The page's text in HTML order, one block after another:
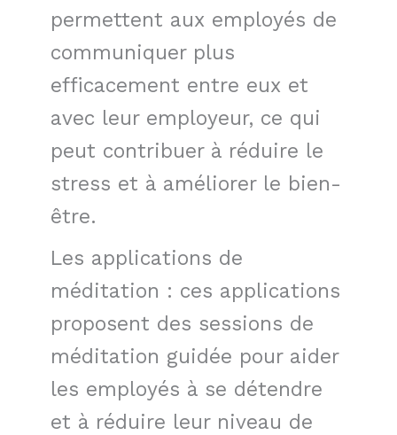
permettent aux employés de
communiquer plus
efficacement entre eux et
avec leur employeur, ce qui
peut contribuer à réduire le
stress et à améliorer le bien-
être.
Les applications de
méditation : ces applications
proposent des sessions de
méditation guidée pour aider
les employés à se détendre
et à réduire leur niveau de